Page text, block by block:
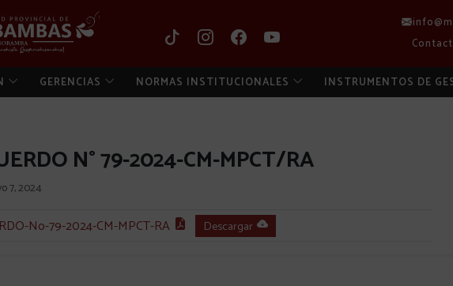
GERENCIAS NORMAS INSTITUCIONALES INSTRUMENTOS DE
N° 79-2024-CM-MPCT/RA
7, 2024
No-79-2024-CM-MPCT-RA Descargar